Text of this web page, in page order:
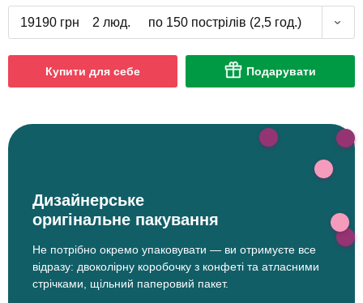
19190 грн 2 люд. по 150 пострілів (2,5 год.)
Купити для себе Подарувати
Дизайнерське
оригінальне пакування
Не потрібно окремо упаковувати — ви отримуєте все
відразу: двоколірну коробочку з конфеті та атласними
стрічками, щільний паперовий пакет.